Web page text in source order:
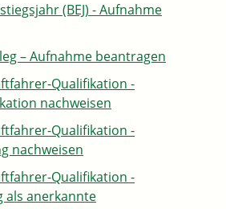
(BEJ) - Aufnahme
– Aufnahme beantragen
Qualifikation -
nachweisen
Qualifikation -
nachweisen
Qualifikation -
als anerkannte